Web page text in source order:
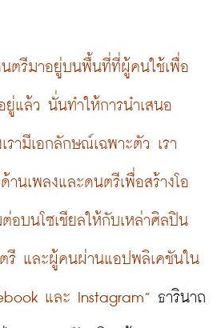
นตรีมาอยู่บนพื้นที่ที่ผู้คนใช้เพื่อ
ยู่แล้ว นั่นทำให้การนำเสนอ
ามีเอกลักษณ์เฉพาะตัว เรา
นเพลงและดนตรีเพื่อสร้างโอ
อบนโซเชียลให้กับเหล่าศิลปิน
รี และผู้คนผ่านแอปพลิเคชันใน
และ Instagram” ธารินาถ